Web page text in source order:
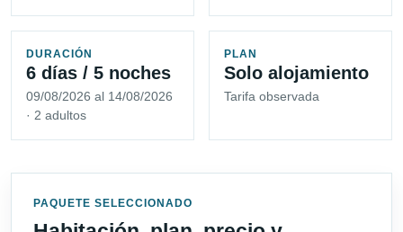
DURACIÓN
6 días / 5 noches
09/08/2026 al 14/08/2026
· 2 adultos
PLAN
Solo alojamiento
Tarifa observada
PAQUETE SELECCIONADO